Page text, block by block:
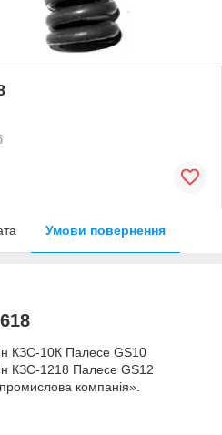
Умови повернення
КЗС-10К Палесе GS10
КЗС-1218 Палесе GS12
компанія».